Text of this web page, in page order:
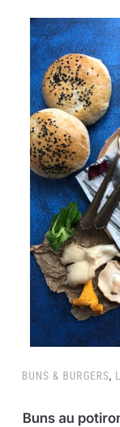
BUNS & BURGERS,
Buns au